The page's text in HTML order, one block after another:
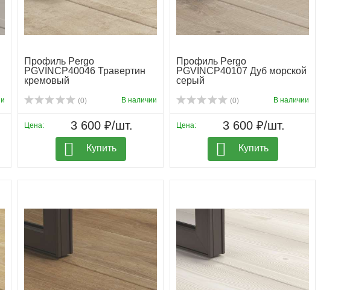
Профиль Pergo
PGVINCP40046 Травертин
кремовый
(0) В наличии
Цена: 3 600 ₽/шт.
Купить
Профиль Pergo
PGVINCP40107 Дуб морской
серый
(0) В наличии
Цена: 3 600 ₽/шт.
Купить